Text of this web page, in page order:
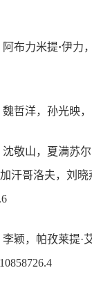
阿布力米提·伊力
魏哲洋，孙光映
沈敬山，夏满苏尔
汗哥洛夫，刘
李颖，帕孜莱提·